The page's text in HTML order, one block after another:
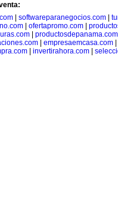
| softwareparanegocios.com|
ofertapromo.com
productosdepanama.com
empresaemcasa.com
invertirahora.com